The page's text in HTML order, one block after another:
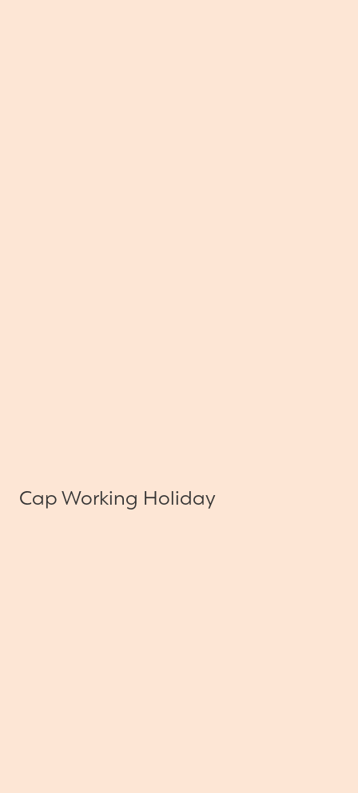
Cap Working Holiday